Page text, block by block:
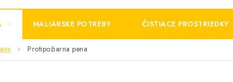
MALIARSKE POTREBY ČISTIACE PROSTRIEDKY
Protipožiarna pena